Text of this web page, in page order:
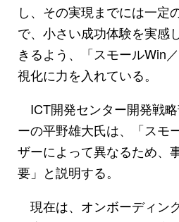
し、その実現までには一定
で、小さい成功体験を実感
きるよう、「スモールWin
視化に力を入れている。
ICT開発センター開発戦
ーの平野雄大氏は、「スモ
ザーによって異なるため、
要」と説明する。
現在は、オンボーディン